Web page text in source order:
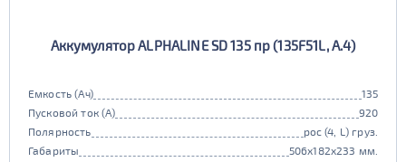
Аккумулятор ALPHALINE SD 135 пр (135F51L, A.4)
Емкость (Ач)
135
Пусковой ток (А)
920
Полярность
рос (4, L) груз.
Габариты
506x182x233 мм.